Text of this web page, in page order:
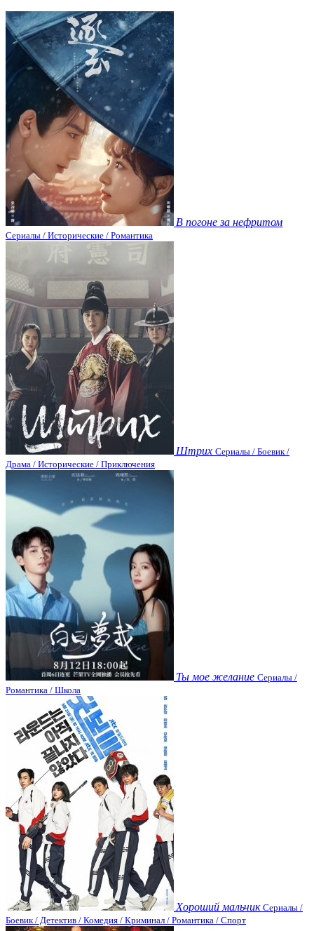
В погоне за нефритом
Сериалы / Исторические / Романтика
Штрих Сериалы / Боевик /
Драма / Исторические / Приключения
Ты мое желание Сериалы /
Романтика / Школа
Хороший мальчик Сериалы /
Боевик / Детектив / Комедия / Криминал / Романтика / Спорт